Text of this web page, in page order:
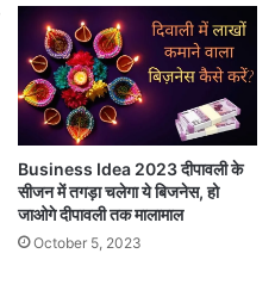
Business Idea 2023 दीपावली के
सीजन में तगड़ा चलेगा ये बिजनेस, हो
जाओगे दीपावली तक मालामाल
October 5, 2023